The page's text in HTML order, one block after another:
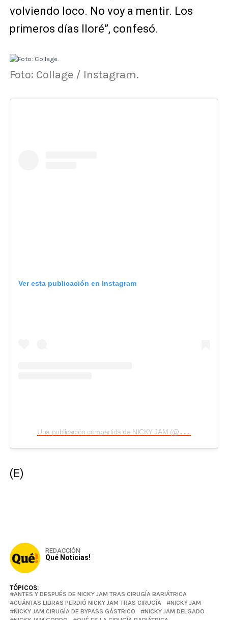
volviendo loco. No voy a mentir. Los
primeros días lloré”, confesó.
Foto: Collage / Instagram.
Ver esta publicación en Instagram
U
na publicación compartida de NICKY JAM (@nickyjam)
(E)
REDACCIÓN
Qué Noticias!
TÓPICOS:
ANTES Y DESPUÉS DE NICKY JAM TRAS CIRUGÍA BARIÁTRICA
CUÁNTAS LIBRAS PERDIÓ NICKY JAM TRAS CIRUGÍA
NICKY JAM
NICKY JAM CIRUGÍA DE BYPASS GÁSTRICO
NICKY JAM DELGADO